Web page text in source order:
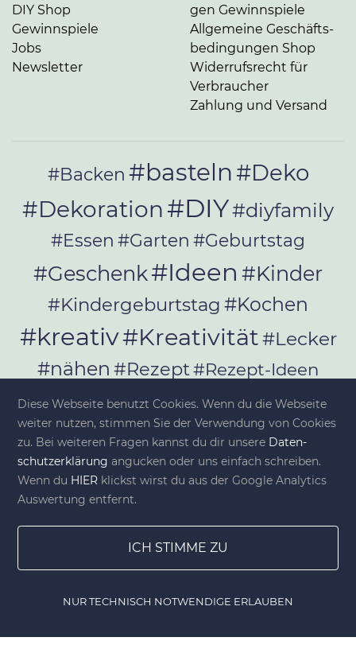
DIY Shop
Gewinnspiele
Jobs
Newsletter
gen Gewinnspiele
Allgemeine Ge­schäfts­
be­din­gun­gen Shop
Widerrufsrecht für
Verbraucher
Zahlung und Versand
#Backen #basteln#Deko
#Dekoration #DIY#diyfamily
#Essen #Garten #Geburtstag
#Geschenk#Ideen #Kinder
#Kindergeburtstag #Kochen
#kreativ#Kreativität#Lecker
#nähen #Rezept#Rezept-Ideen
#Rezepte#selber_bauen
#selber_machen
#Selbermachen#selber_nähen
#Selfmade
#Upcycling#Werkeln
© diy-family.com - Deine DIY-Welt
Diese Webseite benutzt Cookies. Wenn du die Webseite
weiter nutzen, stimmen Sie der Verwendung von Cookies
zu. Bei weiteren Fragen kannst du dir unsere Da­ten­
schutz­er­klä­rung angucken oder uns einfach schreiben.
Wenn du HIER klickst wirst du aus der Google Analytics
Auswertung entfernt.
ICH STIMME ZU
NUR TECHNISCH NOTWENDIGE ERLAUBEN